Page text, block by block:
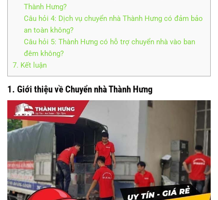
Thành Hưng?
Câu hỏi 4: Dịch vụ chuyển nhà Thành Hưng có đảm bảo
an toàn không?
Câu hỏi 5: Thành Hưng có hỗ trợ chuyển nhà vào ban
đêm không?
7. Kết luận
1. Giới thiệu về Chuyển nhà Thành Hưng